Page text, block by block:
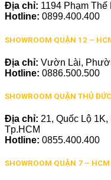
Địa chỉ: 1194 Phạm Thế
Hotline: 0899.400.400
SHOWROOM QUẬN 12 –
Địa chỉ: Vườn Lài,
Hotline: 0886.500.500
SHOWROOM QUẬN THỦ
Địa chỉ: 21, Quốc Lộ
Tp.HCM
Hotline: 0855.400.400
SHOWROOM QUẬN 7 – HCM